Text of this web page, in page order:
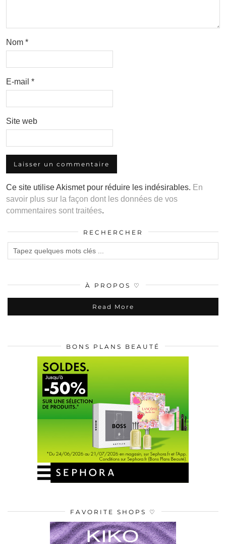
Nom *
E-mail *
Site web
Ce site utilise Akismet pour réduire les indésirables. En
savoir plus sur la façon dont les données de vos
commentaires sont traitées.
RECHERCHER
À PROPOS ♡
Read More
BONS PLANS BEAUTÉ
FAVORITE SHOPS ♡